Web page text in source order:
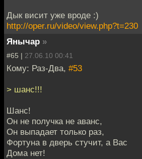
Дык висит уже вроде :)
http://oper.ru/video/view.php?t=230
Янычар »
#65 | 27.06.10 00:41
Кому: Раз-Два, #53
> шанс!!!
Шанс!
Он не получка не аванс,
Он выпадает только раз,
Фортуна в дверь стучит, а Вас
Дома нет!